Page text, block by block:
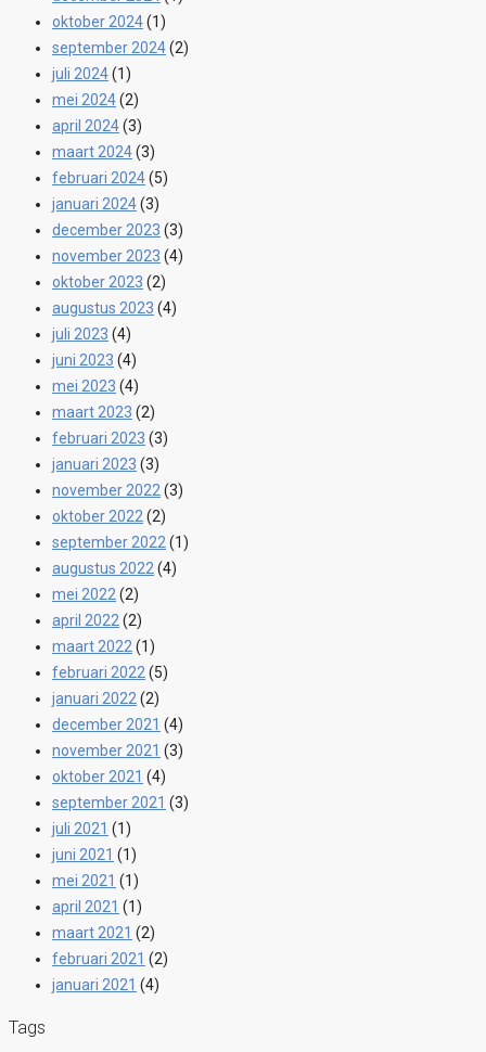
oktober 2024(1)
september 2024(2)
juli 2024(1)
mei 2024(2)
april 2024(3)
maart 2024(3)
februari 2024(5)
januari 2024(3)
december 2023 (3)
november 2023 (4)
oktober 2023 (2)
augustus 2023 (4)
juli 2023 (4)
juni 2023 (4)
mei 2023 (4)
maart 2023 (2)
februari 2023 (3)
januari 2023 (3)
november 2022 (3)
oktober 2022 (2)
september 2022 (1)
augustus 2022 (4)
mei 2022 (2)
april 2022 (2)
maart 2022 (1)
februari 2022 (5)
januari 2022 (2)
december 2021 (4)
november 2021 (3)
oktober 2021 (4)
september 2021 (3)
juli 2021 (1)
juni 2021 (1)
mei 2021 (1)
april 2021 (1)
maart 2021 (2)
februari 2021 (2)
januari 2021 (4)
Tags